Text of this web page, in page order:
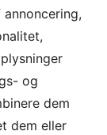
og
dem
dem eller